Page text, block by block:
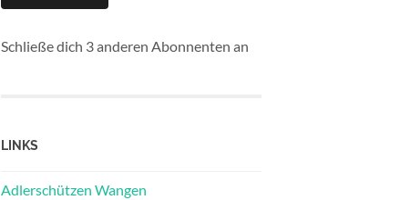
Schließe dich 3 anderen Abonnenten an
LINKS
Adlerschützen Wangen